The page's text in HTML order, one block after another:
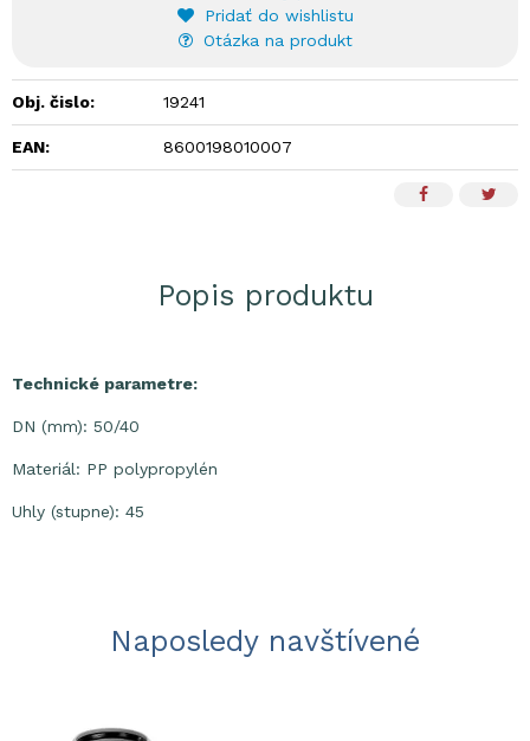
Pridať do wishlistu
Otázka na produkt
Obj. čislo: 19241
EAN: 8600198010007
Popis produktu
Technické parametre:
DN (mm): 50/40
Materiál: PP polypropylén
Uhly (stupne): 45
Naposledy navštívené